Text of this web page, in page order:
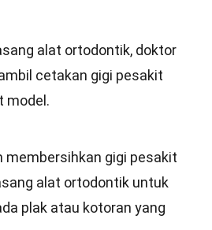
alat ortodontik, doktor
cetakan gigi pesakit
model.
membersihkan gigi pesakit
alat ortodontik untuk
plak atau kotoran yang